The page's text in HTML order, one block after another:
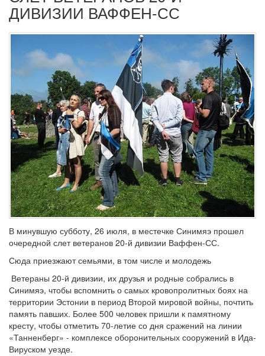
ДИВИЗИИ ВАФФЕН-СС
В минувшую субботу, 26 июля, в местечке Синимяэ прошел
очередной слет ветеранов 20-й дивизии Ваффен-СС.
Сюда приезжают семьями, в том числе и молодежь
Ветераны 20-й дивизии, их друзья и родные собрались в
Синимяэ, чтобы вспомнить о самых кровопролитных боях на
территории Эстонии в период Второй мировой войны, почтить
память павших. Более 500 человек пришли к памятному
кресту, чтобы отметить 70-летие со дня сражений на линии
«Танненберг» - комплексе оборонительных сооружений в Ида-
Вируском уезде.